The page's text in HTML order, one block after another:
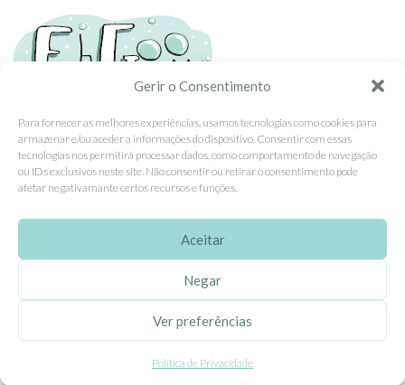
Gerir o Consentimento
Para fornecer as melhores experiências, usamos tecnologias como cookies para
armazenar e/ou aceder a informações do dispositivo. Consentir com essas
tecnologias nos permitirá processar dados, como comportamento de navegação
ou IDs exclusivos neste site. Não consentir ou retirar o consentimento pode
afetar negativamante certos recursos e funções.
Aceitar
Negar
Ver preferências
Política de Privacidade
Tel: (351) 234095278 Custo de Chamada para Rede Fixa Nacional
Email: info@ehgoom.com
Rua José Afonso, Nº 50, 3800-438 Aveiro, Portugal
Sobre Nós
Propriedade Intelectual
Colaboração com Bloggers